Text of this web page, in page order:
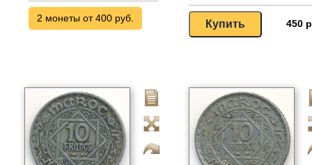
2 монеты от 400 руб. 450